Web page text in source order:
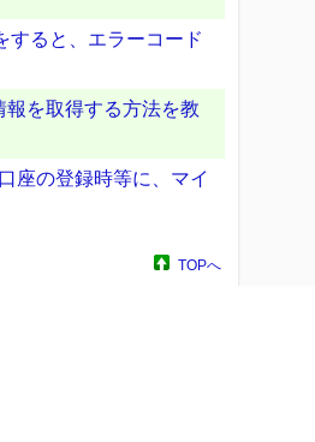
すると、エラーコード
を取得する方法を教
座の登録時等に、マイ
TOPへ